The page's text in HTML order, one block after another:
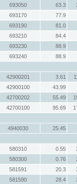
693050 63.3
693170
77.9
693190
81.0
693210
84.4
693230
88.9
693240
88.9
42900201 3.61
42900100
43.99
42700202 55.49
42700100 95.69
4940030
25.45
580310 0.55
580300 0.76
581591 20.3
581590 28.4